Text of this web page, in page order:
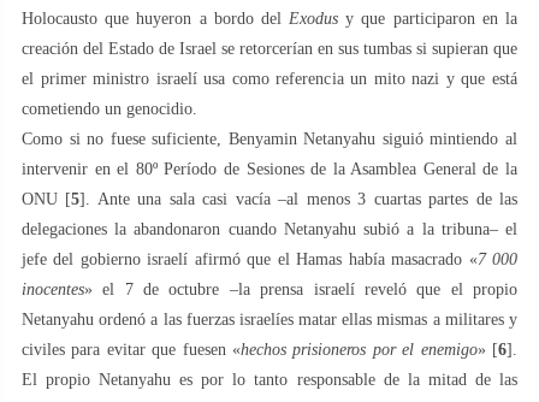
Holocausto que huyeron a bordo delExodus y que participaron en la
creación del Estado de Israel se retorcerían en sus tumbas si supieran que
el primer ministro israelí usa como referencia un mito nazi y que está
cometiendo un genocidio.
Como si no fuese suficiente, Benyamin Netanyahu siguió mintiendo al
intervenir en el 80º Período de Sesiones de la Asamblea General de la
ONU [5]. Ante una sala casi vacía –al menos 3 cuartas partes de las
delegaciones la abandonaron cuando Netanyahu subió a la tribuna– el
jefe del gobierno israelí afirmó que el Hamas había masacrado «7 000
inocentes» el 7 de octubre –la prensa israelí reveló que el propio
Netanyahu ordenó a las fuerzas israelíes matar ellas mismas a militares y
civiles para evitar que fuesen «hechos prisioneros por el enemigo» [6].
El propio Netanyahu es por lo tanto responsable de la mitad de las